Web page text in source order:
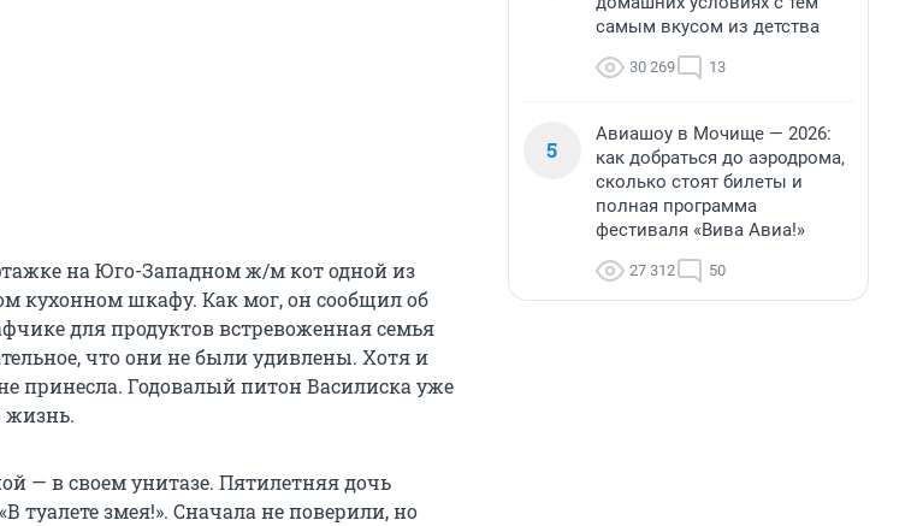
на Юго-Западном ж/м кот одной из
кухонном шкафу. Как мог, он сообщил об
для продуктов встревоженная семья
что они не были удивлены. Хотя и
принесла. Годовалый питон Василиска уже
жизнь.
— в своем унитазе. Пятилетняя дочь
туалете змея!». Сначала не поверили, но
самым вкусом из детства
30 269 13
5
Авиашоу в Мочище — 2026:
как добраться до аэродрома,
сколько стоят билеты и
полная программа
фестиваля «Вива Авиа!»
27 312 50